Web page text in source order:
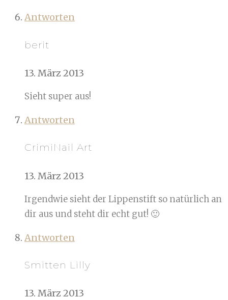
Antworten
berit
13. März 2013
Sieht super aus!
Antworten
CrimiNail Art
13. März 2013
Irgendwie sieht der Lippenstift so natürlich an
dir aus und steht dir echt gut! 🙂
Antworten
Smitten Lilly
13. März 2013